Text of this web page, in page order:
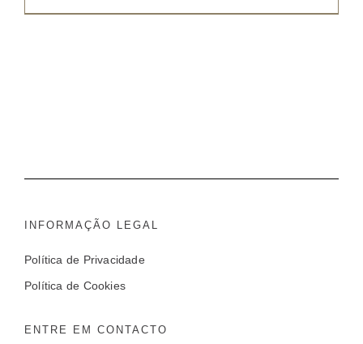
INFORMAÇÃO LEGAL
Política de Privacidade
Política de Cookies
ENTRE EM CONTACTO